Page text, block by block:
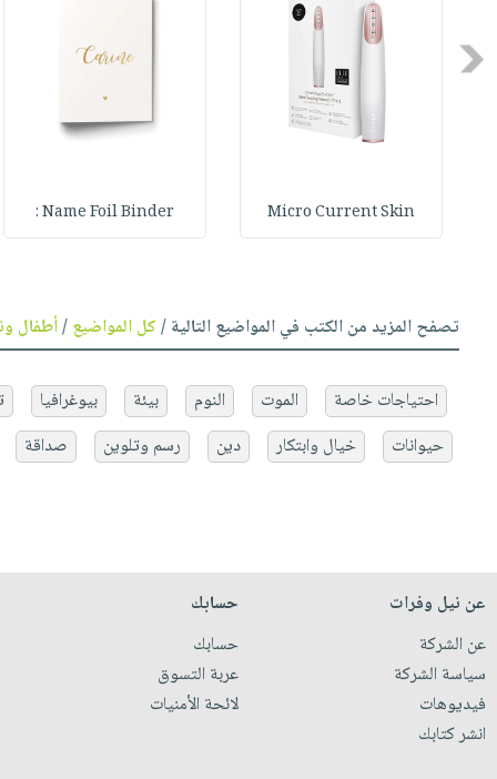
Previous
Micro Current Skin
Name Foil Binder :
تصفح المزيد من الكتب في المواضيع التالية /كل المواضيع/أطفال
احتياجات خاصة الموت النوم بيئة بيوغرافيا
حيوانات
خيال وابتكار دين رسم وتلوين صداقة
عن نيل وفرات
عن الشركة
سياسة الشركة
فيديوهات
انشر كتابك
حسابك
حسابك
عربة التسوق
لائحة الأمنيات